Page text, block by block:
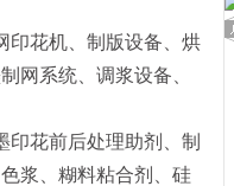
印花机、制版设备、烘
网系统、调浆设备、
花前后处理助剂、制
浆、糊料粘合剂、硅